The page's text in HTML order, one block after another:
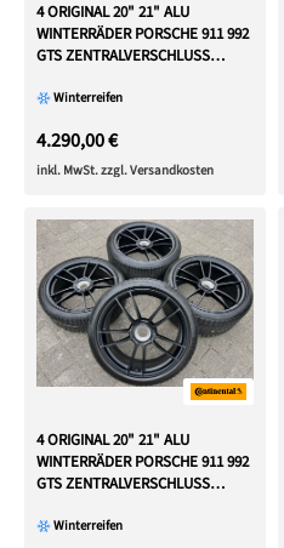
4 ORIGINAL 20" 21" ALU
WINTERRÄDER PORSCHE 911 992
GTS ZENTRALVERSCHLUSS
Winterreifen
4.290,00 €
inkl. MwSt. zzgl. Versandkosten
4 ORIGINAL 20" 21" ALU
WINTERRÄDER PORSCHE 911 992
GTS ZENTRALVERSCHLUSS
Winterreifen